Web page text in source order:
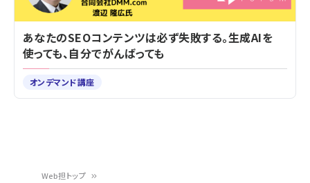
Web担トップ
あなたのSEOコンテンツは必ず失敗する。生成AIを
使っても、自分でがんばっても
オンデマンド講座